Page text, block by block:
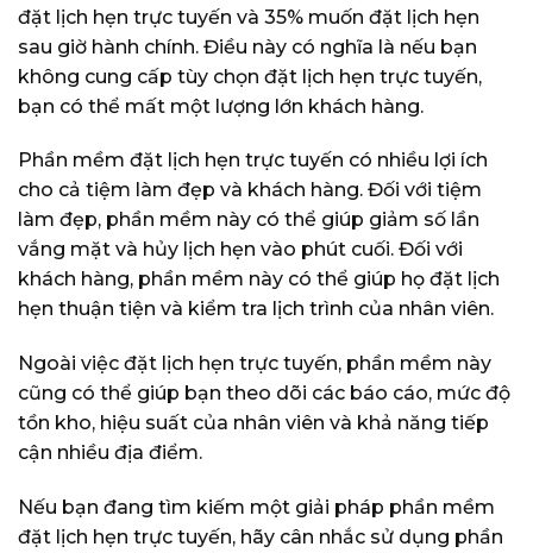
đặt lịch hẹn trực tuyến và 35% muốn đặt lịch hẹn
sau giờ hành chính. Điều này có nghĩa là nếu bạn
không cung cấp tùy chọn đặt lịch hẹn trực tuyến,
bạn có thể mất một lượng lớn khách hàng.
Phần mềm đặt lịch hẹn trực tuyến có nhiều lợi ích
cho cả tiệm làm đẹp và khách hàng. Đối với tiệm
làm đẹp, phần mềm này có thể giúp giảm số lần
vắng mặt và hủy lịch hẹn vào phút cuối. Đối với
khách hàng, phần mềm này có thể giúp họ đặt lịch
hẹn thuận tiện và kiểm tra lịch trình của nhân viên.
Ngoài việc đặt lịch hẹn trực tuyến, phần mềm này
cũng có thể giúp bạn theo dõi các báo cáo, mức độ
tồn kho, hiệu suất của nhân viên và khả năng tiếp
cận nhiều địa điểm.
Nếu bạn đang tìm kiếm một giải pháp phần mềm
đặt lịch hẹn trực tuyến, hãy cân nhắc sử dụng phần